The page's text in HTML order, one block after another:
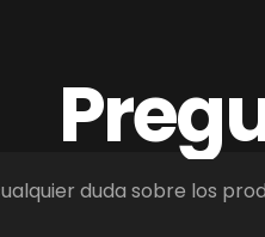
duda sobre los